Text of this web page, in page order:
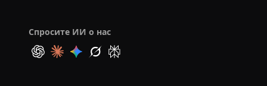
Спросите ИИ о нас